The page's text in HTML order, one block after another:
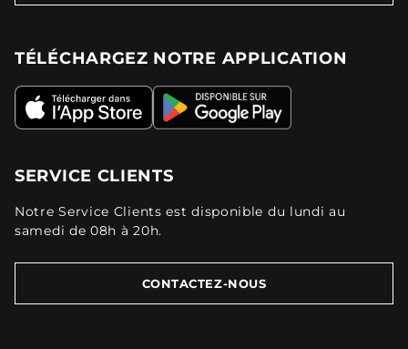
TÉLÉCHARGEZ NOTRE APPLICATION
SERVICE CLIENTS
Notre Service Clients est disponible du lundi au
samedi de 08h à 20h.
CONTACTEZ-NOUS